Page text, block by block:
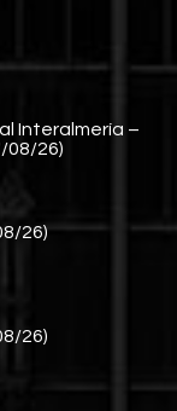
Interalmería –
08/26)
26)
26)